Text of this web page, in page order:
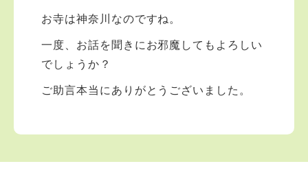
お寺は神奈川なのですね。
一度、お話を聞きにお邪魔してもよろしい
でしょうか？
ご助言本当にありがとうございました。